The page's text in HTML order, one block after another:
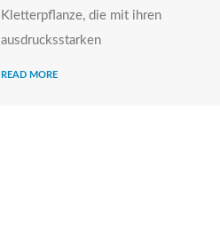
Kletterpflanze, die mit ihren
ausdrucksstarken
READ MORE